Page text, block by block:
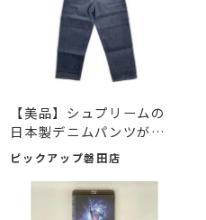
【美品】シュプリームの
日本製デニムパンツが入
荷...
ピックアップ磐田店